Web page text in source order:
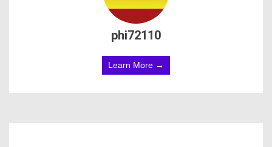
phi72110
Learn More →